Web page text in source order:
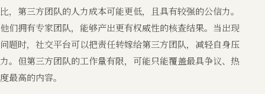
比，第三方团队的人力成本可能更低，且具有较强的公信力。
他们拥有专家团队，能够产出更有权威性的核查结果。当出现
问题时，社交平台可以把责任转嫁给第三方团队，减轻自身压
力。但第三方团队的工作量有限，可能只能覆盖最具争议、热
度最高的内容。